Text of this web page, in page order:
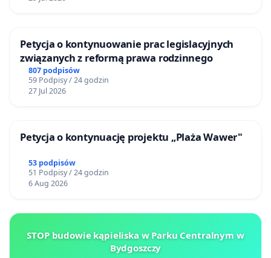
Petycja o kontynuowanie prac legislacyjnych
związanych z reformą prawa rodzinnego
807 podpisów
59 Podpisy / 24 godzin
27 Jul 2026
Petycja o kontynuację projektu „Plaża Wawer"
53 podpisów
51 Podpisy / 24 godzin
6 Aug 2026
STOP budowie kąpieliska w Parku Centralnym w
Bydgoszczy